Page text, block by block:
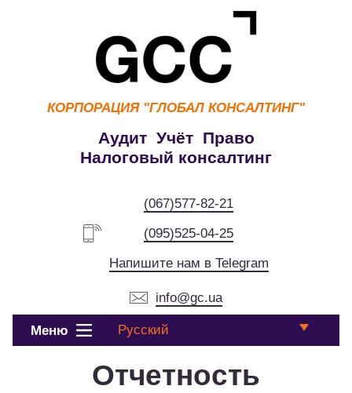
КОРПОРАЦИЯ "ГЛОБАЛ КОНСАЛТИНГ"
Аудит Учёт Право
Налоговый консалтинг
(067)577-82-21
(095)525-04-25
Напишите нам в Telegram
info@gc.ua
Меню Русский
Отчетность